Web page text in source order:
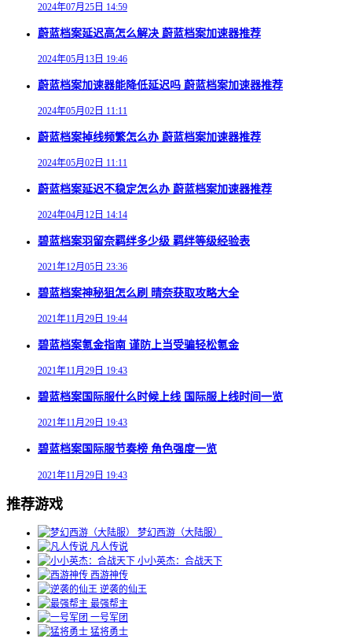
2024年07月25日 14:59
蔚蓝档案延迟高怎么解决 蔚蓝档案加速器推荐
2024年05月13日 19:46
蔚蓝档案加速器能降低延迟吗 蔚蓝档案加速器推荐
2024年05月02日 11:11
蔚蓝档案掉线频繁怎么办 蔚蓝档案加速器推荐
2024年05月02日 11:11
蔚蓝档案延迟不稳定怎么办 蔚蓝档案加速器推荐
2024年04月12日 14:14
碧蓝档案羽留奈羁绊多少级 羁绊等级经验表
2021年12月05日 23:36
碧蓝档案神秘狙怎么刷 晴奈获取攻略大全
2021年11月29日 19:44
碧蓝档案氪金指南 谨防上当受骗轻松氪金
2021年11月29日 19:43
碧蓝档案国际服什么时候上线 国际服上线时间一览
2021年11月29日 19:43
碧蓝档案国际服节奏榜 角色强度一览
2021年11月29日 19:43
推荐游戏
梦幻西游（大陆服）
凡人传说
小小英杰：合战天下
西游神传
逆袭的仙王
最强帮主
一号军团
猛将勇士